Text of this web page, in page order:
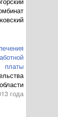
платы
области
года